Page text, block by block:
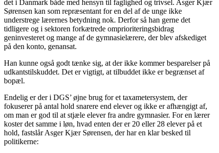
det i Danmark både med hensyn til faglighed og trivsel. Asger Kjær
Sørensen kan som repræsentant for en del af de unge ikke
understrege lærernes betydning nok. Derfor så han gerne det
tidligere og i sektoren forkætrede omprioriteringsbidrag
geninvesteret og mange af de gymnasielærere, der blev afskediget
på den konto, genansat.
Han kunne også godt tænke sig, at der ikke kommer besparelser på
udkantstilskuddet. Det er vigtigt, at tilbuddet ikke er begrænset af
bopæl.
Endelig er der i DGS’ øjne brug for et taxametersystem, der
fokuserer på antal hold snarere end elever og ikke er afhængigt af,
om man er god til at stjæle elever fra andre gymnasier. For en lærer
koster det samme i løn, hvad enten der er 20 eller 28 elever på et
hold, fastslår Asger Kjær Sørensen, der har en klar besked til
politikerne: